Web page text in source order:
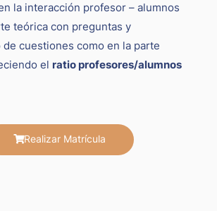
la interacción profesor – alumnos
teórica con preguntas y
de cuestiones como en la parte
el ratio profesores/alumnos
Realizar Matrícula